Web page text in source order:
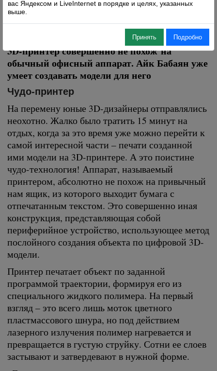
3D-принтер совершенно не похож на
обычный офисный аппарат. Айк Бабаян уже
умеет создавать модели для него
Чудо-принтер
На перемену юные 3D-дизайнеры отправлялись
неохотно. Жалко было тратить 15 минут на
отдых, когда за это время уже можно перейти к
самой интересной части – печати созданной
ими модели на 3D-принтере. А это поистине
чудо-технология! Аппарат, называемый
принтером, абсолютно не похож на привычный
нам ящик, из которого выходит бумага с
отпечатанным текстом. Это совершенно иная
конструкция, представляющая собой
периферийное устройство, использующее метод
послойного создания объекта по цифровой 3D-
модели.
Принтер печатает объект по заданной
программой траектории, формируя его из
специального жидкого полимера. На первый
взгляд – это всего лишь моток цветного
пластмассового шнура, но под действием
лазерного излучения полимер нагревается и
превращается в густую струйку. Сотни ее слоев
застывают и затвердевают в нужной форме.
вас Яндексом и LiveInternet в порядке и целях, указанных
выше.
Принять Подробно